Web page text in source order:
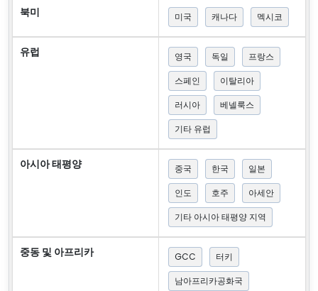
북미 미국 캐나다 멕시코
유럽 영국 독일
프랑스
스페인
이탈리아
러시아
베넬룩스
기타 유럽
아시아 태평양 중국 한국
일본
인도
호주
아세안
기타 아시아 태평양 지역
중동 및 아프리카 GCC
터키
남아프리카공화국